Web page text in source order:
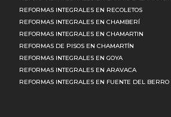
REFORMAS INTEGRALES EN RECOLETOS
REFORMAS INTEGRALES EN CHAMBERÍ
REFORMAS INTEGRALES EN CHAMARTIN
REFORMAS DE PISOS EN CHAMARTÍN
REFORMAS INTEGRALES EN GOYA
REFORMAS INTEGRALES EN ARAVACA
REFORMAS INTEGRALES EN FUENTE DEL BERRO